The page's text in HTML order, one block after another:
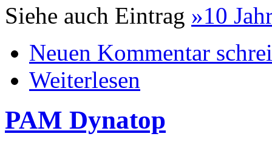
Siehe auch Eintrag »10
Neuen Kommentar
Weiterlesen
PAM Dynatop